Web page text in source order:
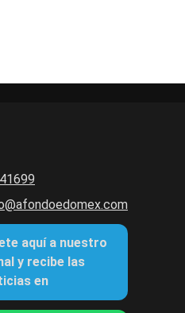
aquí a nuestro
y recibe las
en